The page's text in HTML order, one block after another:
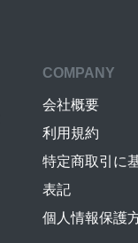
COMPANY
会社概要
利用規約
特定商取引に
表記
個人情報保護